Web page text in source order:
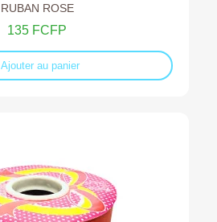
RUBAN ROSE
135 FCFP
Ajouter au panier